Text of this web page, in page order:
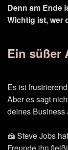
Denn am Ende
Wichtig ist, wer
Ein süßer
Es ist
Aber es sagt
deines Business
🍰 Steve Jobs